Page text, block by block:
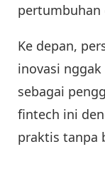
Ke depan,
inovasi
sebagai
fintech ini
praktis tanpa